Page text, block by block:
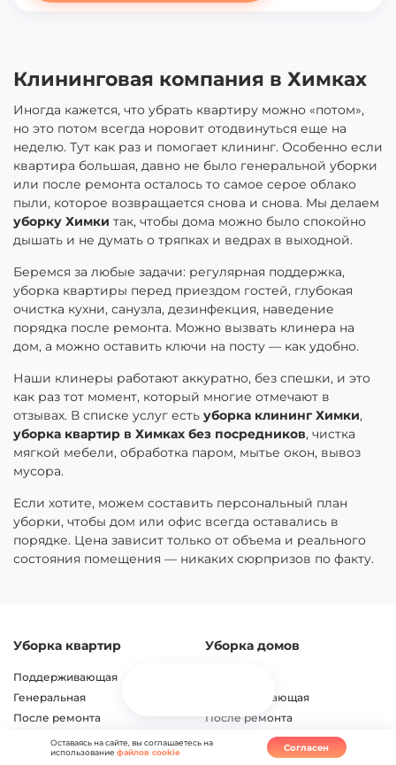
Оставаясь на сайте, вы соглашаетесь на
использование файлов cookie Согласен
Клининговая компания в Химках
Иногда кажется, что убрать квартиру можно «потом»,
но это потом всегда норовит отодвинуться еще на
неделю. Тут как раз и помогает клининг. Особенно если
квартира большая, давно не было генеральной уборки
или после ремонта осталось то самое серое облако
пыли, которое возвращается снова и снова. Мы делаем
уборку Химки так, чтобы дома можно было спокойно
дышать и не думать о тряпках и ведрах в выходной.
Беремся за любые задачи: регулярная поддержка,
уборка квартиры перед приездом гостей, глубокая
очистка кухни, санузла, дезинфекция, наведение
порядка после ремонта. Можно вызвать клинера на
дом, а можно оставить ключи на посту — как удобно.
Наши клинеры работают аккуратно, без спешки, и это
как раз тот момент, который многие отмечают в
отзывах. В списке услуг есть уборка клининг Химки,
уборка квартир в Химках без посредников, чистка
мягкой мебели, обработка паром, мытье окон, вывоз
мусора.
Если хотите, можем составить персональный план
уборки, чтобы дом или офис всегда оставались в
порядке. Цена зависит только от объема и реального
состояния помещения — никаких сюрпризов по факту.
Уборка квартир
Поддерживающая
Генеральная
После ремонта
Ежедневная
Комплексная
Уборка домов
Поддерживающая
После ремонта
Таунхауса